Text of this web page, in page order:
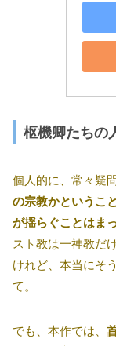
枢機卿たちの
個人的に、常々疑
の宗教かというこ
が揺らぐことはま
スト教は一神教だ
けれど、本当にそ
て。
でも、本作では、